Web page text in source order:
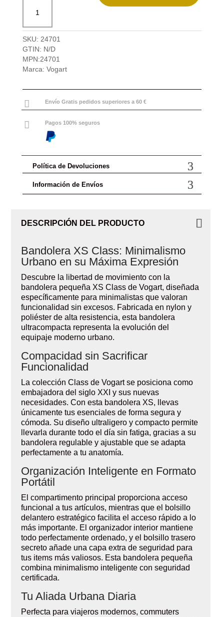
reporter
Class
de
Vogart
cantidad
SKU: 24701
GTIN: N/D
MPN:24701
Marca: Vogart
 Envío Gratis pedidos superiores a 60 €
 Pagos 100% seguros
Política de Devoluciones
Información de Envíos
DESCRIPCIÓN DEL PRODUCTO
Bandolera XS Class: Minimalismo
Urbano en su Máxima Expresión
Descubre la libertad de movimiento con la
bandolera pequeña XS Class de Vogart, diseñada
específicamente para minimalistas que valoran
funcionalidad sin excesos. Fabricada en nylon y
poliéster de alta resistencia, esta bandolera
ultracompacta representa la evolución del
equipaje moderno urbano.
Compacidad sin Sacrificar
Funcionalidad
La colección Class de Vogart se posiciona como
embajadora del siglo XXI y sus nuevas
necesidades. Con esta bandolera XS, llevas
únicamente tus esenciales de forma segura y
cómoda. Su diseño ultraligero y compacto permite
llevarla durante todo el día sin fatiga, gracias a su
bandolera regulable y ajustable que se adapta
perfectamente a tu anatomía.
Organización Inteligente en Formato
Portátil
El compartimento principal proporciona acceso
funcional a tus artículos, mientras que el bolsillo
delantero estratégico facilita el acceso rápido a lo
más importante. El organizador interior mantiene
todo perfectamente ordenado, y el bolsillo trasero
secreto añade una capa extra de seguridad para
tus items más valiosos. Esta bandolera pequeña
combina minimalismo inteligente con seguridad
certificada.
Tu Aliada Urbana Diaria
Perfecta para viajeros modernos, commuters